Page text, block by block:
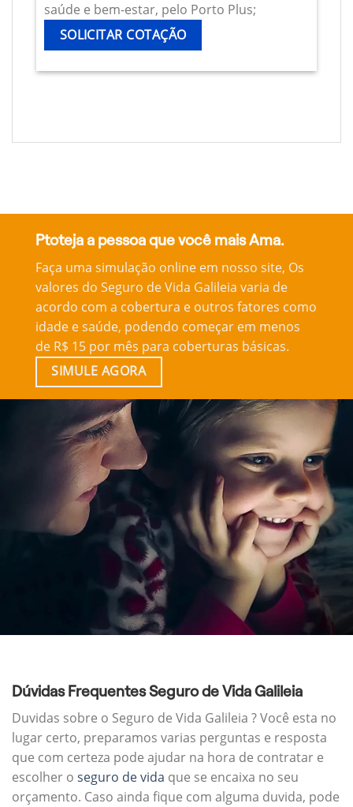
saúde e bem-estar, pelo Porto Plus;
SOLICITAR COTAÇÃO
Ptoteja a pessoa que você mais Ama.
Faça uma simulação online em nosso site, Os
valores do Seguro de Vida Galileia varia de
acordo com a cobertura e outros fatores como
idade e saúde, podendo começar em menos
de R$ 15 por mês para coberturas básicas.
SIMULE AGORA
Dúvidas Frequentes Seguro de Vida Galileia
Duvidas sobre o Seguro de Vida Galileia ? Você esta no
lugar certo, preparamos varias perguntas e resposta
que com certeza pode ajudar na hora de contratar e
escolher o seguro de vida que se encaixa no seu
orçamento. Caso ainda fique com alguma duvida, pode